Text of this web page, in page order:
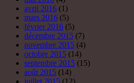
février 2015(7)
janvier 2015(7)
décembre 2014(4)
novembre 2014 (8)
octobre 2014(10)
septembre 2014(5)
Contacts